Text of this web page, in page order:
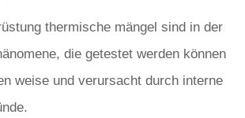
thermische mängel sind in der
die getestet werden können
weise und verursacht durch interne